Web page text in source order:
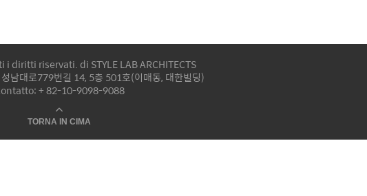
i diritti riservati. di STYLE LAB ARCHITECTS
남대로779번길 14, 5층 501호(이매동, 대한빌딩)
+ 82-10-9098-9088
TORNA IN CIMA